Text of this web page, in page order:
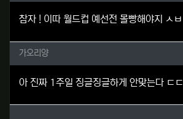
참자 ! 이따 월드컵 예선전 몰빵해야지 ㅅㅂ
가오리양님의 댓글
가오리양
아 진짜 1주일 징글징글하게 안맞는다 ㄷㄷ